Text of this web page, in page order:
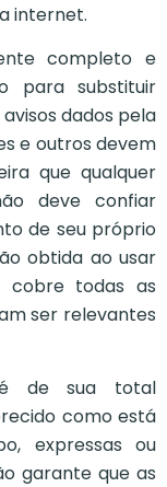
internet.
completo e
para substituir
dados pela
e outros devem
que qualquer
deve confiar
de seu próprio
obtida ao usar
todas as
ser relevantes
de sua total
como está
expressas ou
garante que as